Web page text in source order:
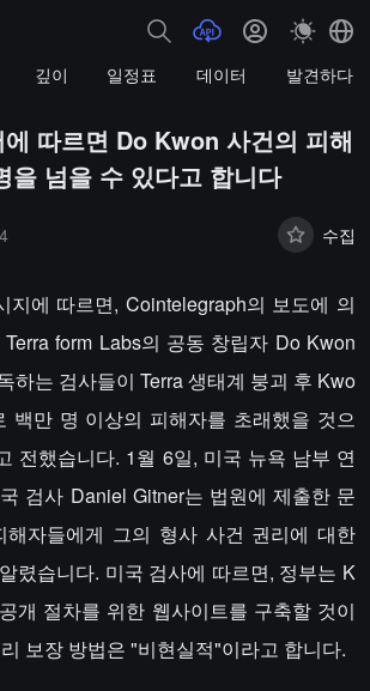
깊이 일정표 데이터 발견하다
따르면 Do Kwon 사건의 피해
을 넘을 수 있다고 합니다
수집
지에 따르면, Cointelegraph의 보도에 의
form Labs의 공동 창립자 Do Kwon
하는 검사들이 Terra 생태계 붕괴 후 Kwo
백만 명 이상의 피해자를 초래했을 것으
전했습니다. 1월 6일, 미국 뉴욕 남부 연
검사 Daniel Gitner는 법원에 제출한 문
해자들에게 그의 형사 사건 권리에 대한
렸습니다. 미국 검사에 따르면, 정부는 K
개 절차를 위한 웹사이트를 구축할 것이
보장 방법은 "비현실적"이라고 합니다.